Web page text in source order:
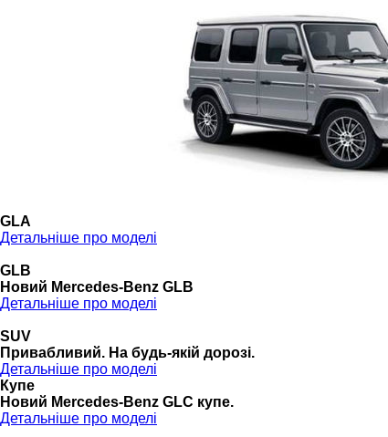
GLA
Детальніше про моделі
GLB
Новий Mercedes-Benz GLB
Детальніше про моделі
SUV
Привабливий. На будь-якій дорозі.
Детальніше про моделі
Купе
Новий Mercedes-Benz GLС купе.
Детальніше про моделі